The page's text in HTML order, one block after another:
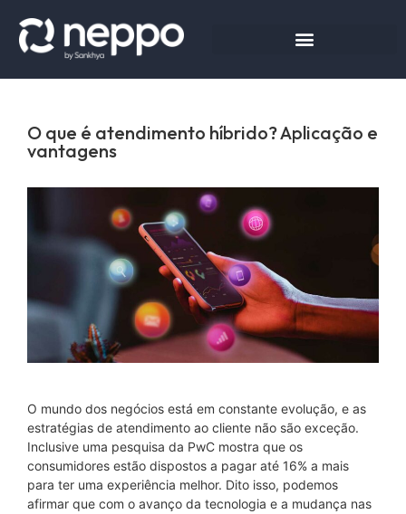
O que é atendimento híbrido? Aplicação e
vantagens
O mundo dos negócios está em constante evolução, e as
estratégias de atendimento ao cliente não são exceção.
Inclusive uma pesquisa da PwC mostra que os
consumidores estão dispostos a pagar até 16% a mais
para ter uma experiência melhor. Dito isso, podemos
afirmar que com o avanço da tecnologia e a mudança nas